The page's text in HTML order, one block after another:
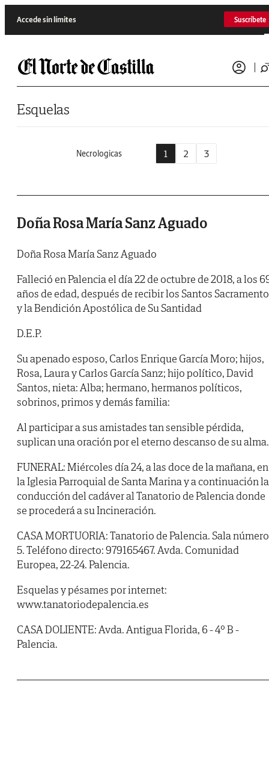
Accede sin límites Suscríbete
Esquelas
Necrologicas 1 2 3
Doña Rosa María Sanz Aguado
Doña Rosa María Sanz Aguado
Falleció en Palencia el día 22 de octubre de 2018, a los
años de edad, después de recibir los Santos
y la Bendición Apostólica de Su Santidad
D.E.P.
Su apenado esposo, Carlos Enrique García Moro; hijos,
Rosa, Laura y Carlos García Sanz; hijo político, David
Santos, nieta: Alba; hermano, hermanos políticos,
sobrinos, primos y demás familia:
Al participar a sus amistades tan sensible pérdida,
suplican una oración por el eterno descanso de su alma.
FUNERAL: Miércoles día 24, a las doce de la mañana, en
la Iglesia Parroquial de Santa Marina y a continuación la
conducción del cadáver al Tanatorio de Palencia donde
se procederá a su Incineración.
CASA MORTUORIA: Tanatorio de Palencia. Sala número
5. Teléfono directo: 979165467. Avda. Comunidad
Europea, 22-24. Palencia.
Esquelas y pésames por internet:
www.tanatoriodepalencia.es
CASA DOLIENTE: Avda. Antigua Florida, 6 - 4º B -
Palencia.